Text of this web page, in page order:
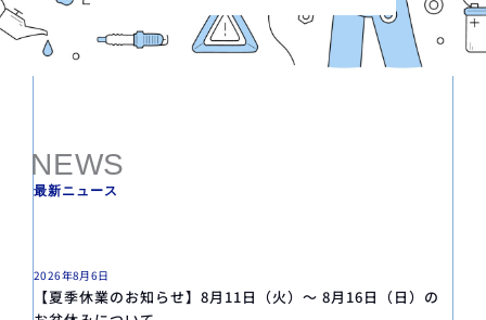
NEWS
最新ニュース
2026年8月6日
【夏季休業のお知らせ】8月11日（火）〜 8月16日（日）の